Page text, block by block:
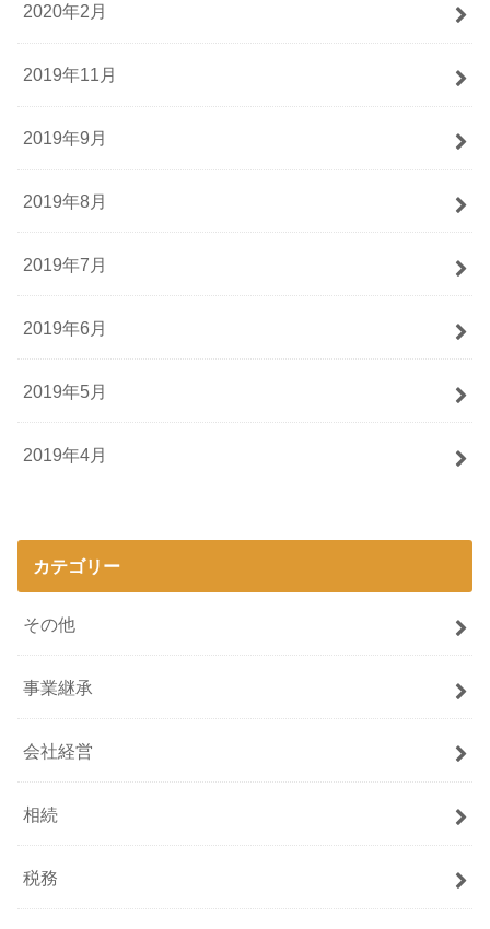
2020年2月
2019年11月
2019年9月
2019年8月
2019年7月
2019年6月
2019年5月
2019年4月
カテゴリー
その他
事業継承
会社経営
相続
税務